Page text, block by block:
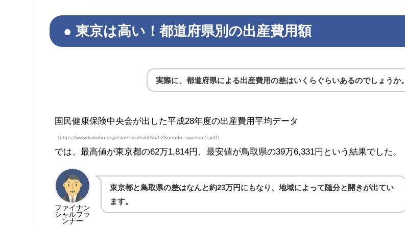
東京は高い！都道府県別の出産費用額
実際に、都道府県による出産費用の差はいくらぐらいあるのでしょうか。
国民健康保険中央会が出した平成28年度の出産費用平均データ
（https://www.kokuho.or.jp/statistics/birth/lib/h28nendo_syussan5.pdf）
では、最高値が東京都の62万1,814円、最安値が鳥取県の39万6,331円という結果でした。
ファイナン
シャルプラ
ンナー
東京都と鳥取県の差はなんと約23万円にもなり、地域によって随分と開きが出てい
ます。